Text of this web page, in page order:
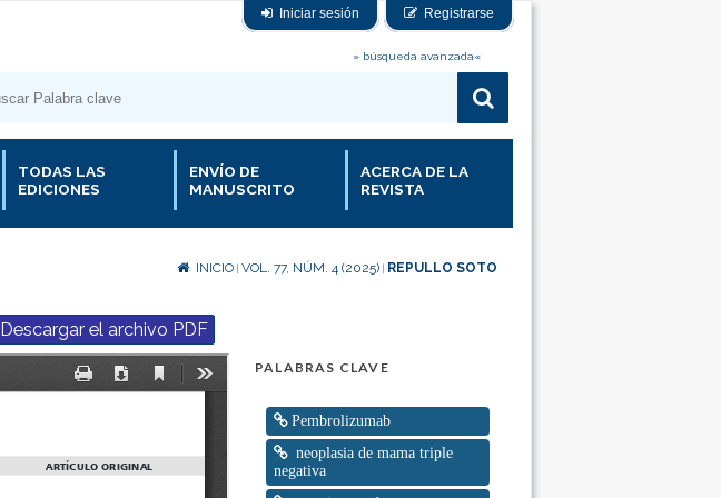
Iniciar sesión Registrarse
» búsqueda avanzada«
TODAS LAS
EDICIONES
ENVÍO DE
MANUSCRITO
ACERCA DE LA
REVISTA
INICIO VOL. 77, NÚM. 4 (2025) REPULLO SOTO
PALABRAS CLAVE
Pembrolizumab
neoplasia de mama triple
negativa
Descargar el archivo PDF